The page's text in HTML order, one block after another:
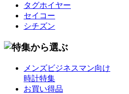
タグホイヤー
セイコー
シチズン
メンズビジネスマン向け
時計特集
お買い得品